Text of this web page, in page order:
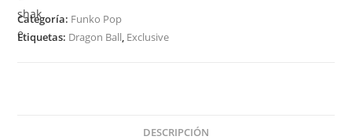
Ball
Z
Categoría: Funko Pop
Etiquetas: Dragon Ball, Exclusive
DESCRIPCIÓN